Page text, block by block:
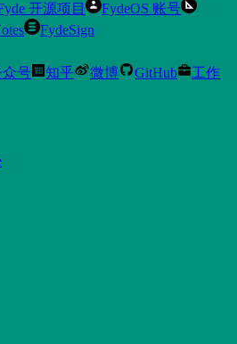
开源项目
FydeOS 账号
FydeSign
众号 知乎 微博 GitHub
工作